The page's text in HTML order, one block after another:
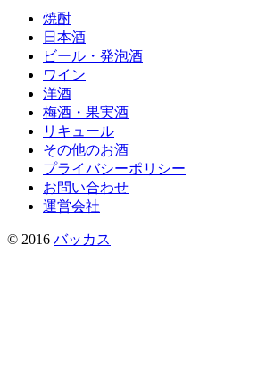
焼酎
日本酒
ビール・発泡酒
ワイン
洋酒
梅酒・果実酒
リキュール
その他のお酒
プライバシーポリシー
お問い合わせ
運営会社
© 2016 バッカス